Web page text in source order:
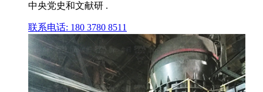
中央党史和文献研 .
联系电话: 180 3780 8511